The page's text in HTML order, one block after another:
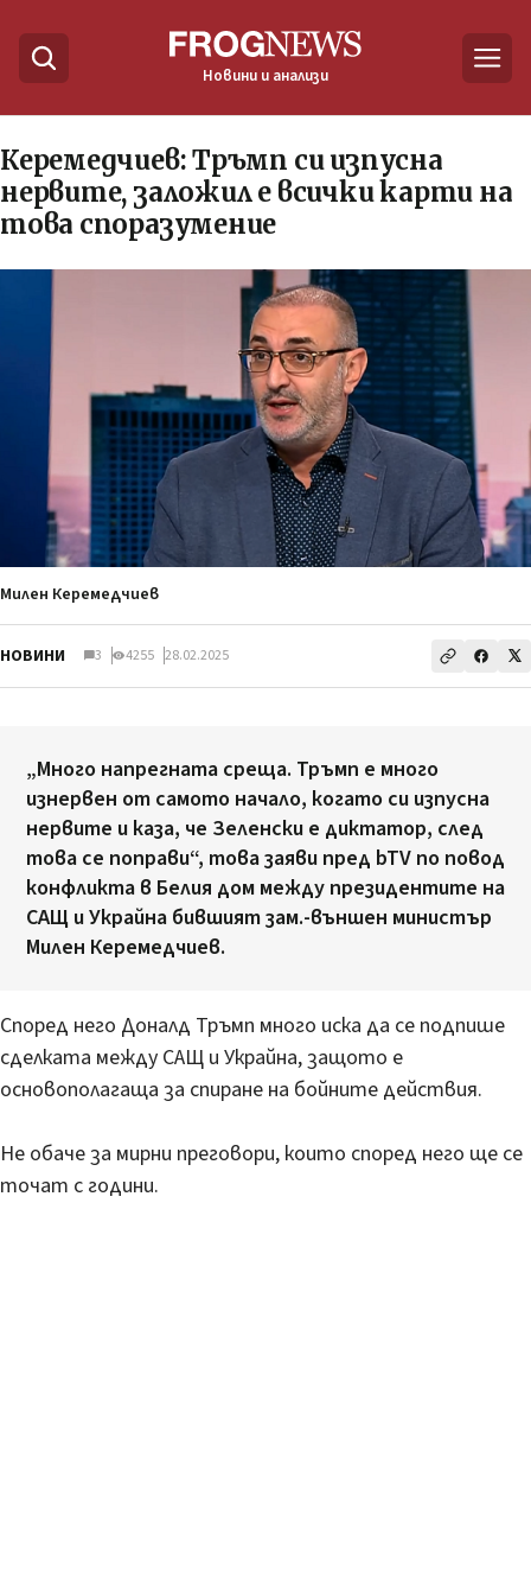
Новини и анализи
Керемедчиев: Тръмп си изпусна
нервите, заложил e всички карти на
това споразумение
Милен Керемедчиев
НОВИНИ 3 4255 28.02.2025
„Много напрегната среща. Тръмп е много
изнервен от самото начало, когато си изпусна
нервите и каза, че Зеленски е диктатор, след
това се поправи“, това заяви пред bTV по повод
конфликта в Белия дом между президентите на
САЩ и Украйна бившият зам.-външен министър
Милен Керемедчиев.
Според него Доналд Тръмп много иска да се подпише
сделката между САЩ и Украйна, защото е
основополагаща за спиране на бойните действия.
Не обаче за мирни преговори, които според него ще се
точат с години.